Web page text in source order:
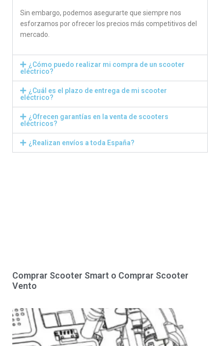
Sin embargo, podemos asegurarte que siempre nos
esforzamos por ofrecer los precios más competitivos del
mercado.
¿Cómo puedo realizar mi compra de un scooter
eléctrico?
¿Cuál es el plazo de entrega de mi scooter
eléctrico?
¿Ofrecen garantías en la venta de scooters
eléctricos?
¿Realizan envíos a toda España?
Comprar Scooter Smart o Comprar Scooter
Vento